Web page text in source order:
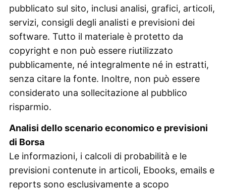
pubblicato sul sito, inclusi analisi, grafici, articoli,
servizi, consigli degli analisti e previsioni dei
software. Tutto il materiale è protetto da
copyright e non può essere riutilizzato
pubblicamente, né integralmente né in estratti,
senza citare la fonte. Inoltre, non può essere
considerato una sollecitazione al pubblico
risparmio.
Analisi dello scenario economico e previsioni
di Borsa
Le informazioni, i calcoli di probabilità e le
previsioni contenute in articoli, Ebooks, emails e
reports sono esclusivamente a scopo